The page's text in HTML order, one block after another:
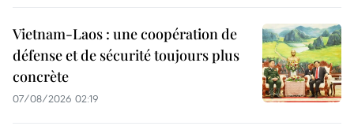
Vietnam-Laos : une coopération de
défense et de sécurité toujours plus
concrète
07/08/2026 02:19